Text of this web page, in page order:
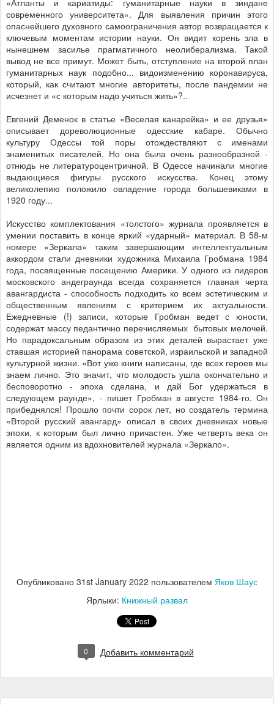
«Атланты и кариатиды: гуманитарные науки в зиндане
современного университета». Для выявления причин этого
опаснейшего духовного самоограничения автор возвращается к
ключевым моментам истории науки. Он видит корень зла в
нынешнем засилье прагматичного неолиберализма. Такой
вывод не все примут. Может быть, отступление на второй план
гуманитарных наук подобно... видоизменению коронавируса,
который, как считают многие авторитеты, после пандемии не
исчезнет и «с которым надо учиться жить»?..
Евгений Деменок в статье «Веселая канарейка» и ее друзья»
описывает дореволюционные одесские кабаре. Обычно
культуру Одессы той поры отождествляют с именами
знаменитых писателей. Но она была очень разнообразной -
отнюдь не литературоцентричной. В Одессе начинали многие
выдающиеся фигуры русского искусства. Конец этому
великолепию положило овладение города большевиками в
1920 году...
Искусство комплектования «толстого» журнала проявляется в
умении поставить в конце яркий «ударный» материал. В 58-м
номере «Зеркала» таким завершающим интеллектуальным
аккордом стали дневники художника Михаила Гробмана 1984
года, посвященные посещению Америки. У одного из лидеров
московского андеграунда всегда сохраняется главная черта
авангардиста - способность подходить ко всем эстетическим и
общественным явлениям с критерием их актуальности.
Ежедневные (!) записи, которые Гробман ведет с юности,
содержат массу педантично перечисляемых бытовых мелочей.
Но парадоксальным образом из этих деталей вырастает уже
ставшая историей панорама советской, израильской и западной
культурной жизни. «Вот уже книги написаны, где всех героев мы
знаем лично. Это значит, что молодость ушла окончательно и
бесповоротно - эпоха сделана, и дай Бог удержаться в
следующем раунде», - пишет Гробман в августе 1984-го. Он
прибеднялся! Прошло почти сорок лет, но создатель термина
«Второй русский авангард» описал в своих дневниках новые
эпохи, к которым был лично причастен. Уже четверть века он
является одним из вдохновителей журнала «Зеркало».
Опубликовано 31st January 2022 пользователем Яков Шаус
Ярлыки: Книжный развал
0 Добавить комментарий